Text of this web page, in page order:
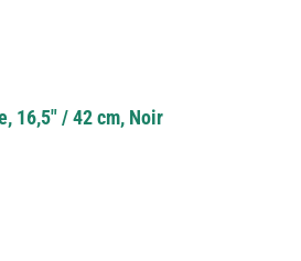
16,5" / 42 cm, Noir